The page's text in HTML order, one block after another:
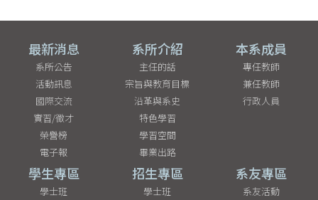
最新消息
系所公告
活動訊息
國際交流
實習/徵才
榮譽榜
電子報
系所介紹
主任的話
宗旨與教育目標
沿革與系史
特色學習
學習空間
畢業出路
本系成員
專任教師
兼任教師
行政人員
學生專區
學士班
招生專區
學士班
系友專區
系友活動